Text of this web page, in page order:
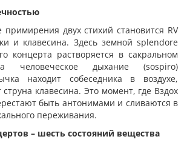
двух стихий становится RV
и клавесина. Здесь земной splendore
концерта растворяется в сакральном
а человеческое дыхание (sospiro)
находит собеседника в воздухе,
струна клавесина. Это момент, где Вздох
быть антонимами и сливаются в
переживания.
– шесть состояний вещества